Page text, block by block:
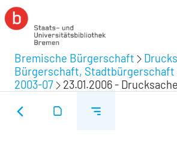
Bremische Bürgerschaft
Bürgerschaft, Stadtbürgerschaft
2003-07
23.01.2006 -